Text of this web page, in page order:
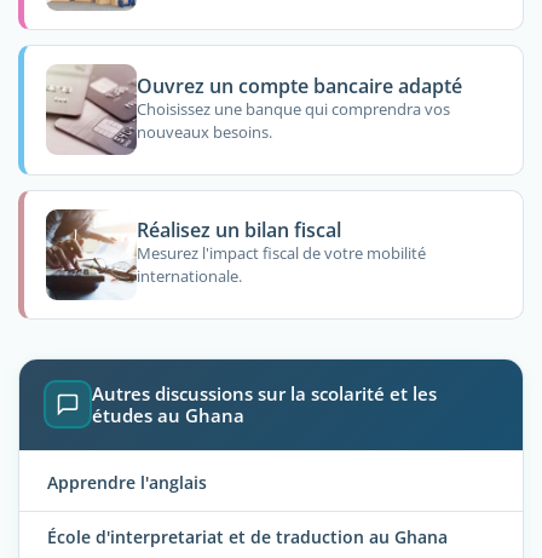
Ouvrez un compte bancaire adapté
Choisissez une banque qui comprendra vos
nouveaux besoins.
Réalisez un bilan fiscal
Mesurez l'impact fiscal de votre mobilité
internationale.
Autres discussions sur la scolarité et les
études au Ghana
Apprendre l'anglais
École d'interpretariat et de traduction au Ghana